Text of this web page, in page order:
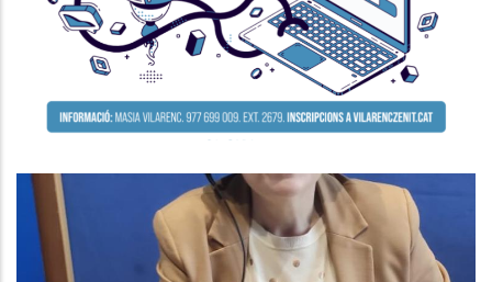
P. econòmica
ENTREVISTA A AGNÉS FERRER.